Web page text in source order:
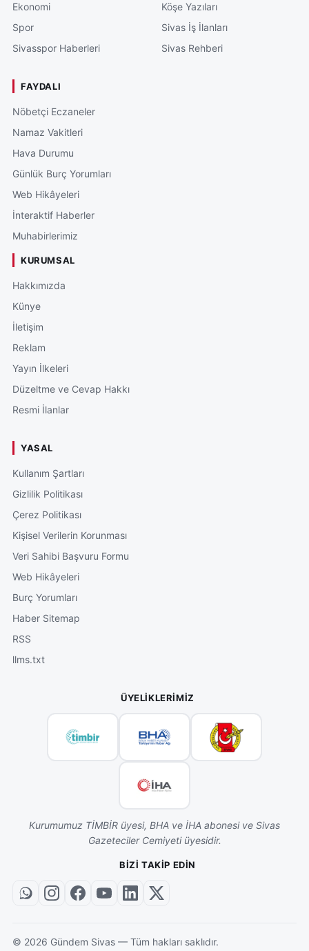
Ekonomi
Spor
Sivasspor Haberleri
Köşe Yazıları
Sivas İş İlanları
Sivas Rehberi
FAYDALI
Nöbetçi Eczaneler
Namaz Vakitleri
Hava Durumu
Günlük Burç Yorumları
Web Hikâyeleri
İnteraktif Haberler
Muhabirlerimiz
KURUMSAL
Hakkımızda
Künye
İletişim
Reklam
Yayın İlkeleri
Düzeltme ve Cevap Hakkı
Resmi İlanlar
YASAL
Kullanım Şartları
Gizlilik Politikası
Çerez Politikası
Kişisel Verilerin Korunması
Veri Sahibi Başvuru Formu
Web Hikâyeleri
Burç Yorumları
Haber Sitemap
RSS
llms.txt
ÜYELIKLERIMIZ
Kurumumuz TİMBİR üyesi, BHA ve İHA abonesi ve Sivas
Gazeteciler Cemiyeti üyesidir.
BIZI TAKIP EDIN
© 2026 Gündem Sivas — Tüm hakları saklıdır.